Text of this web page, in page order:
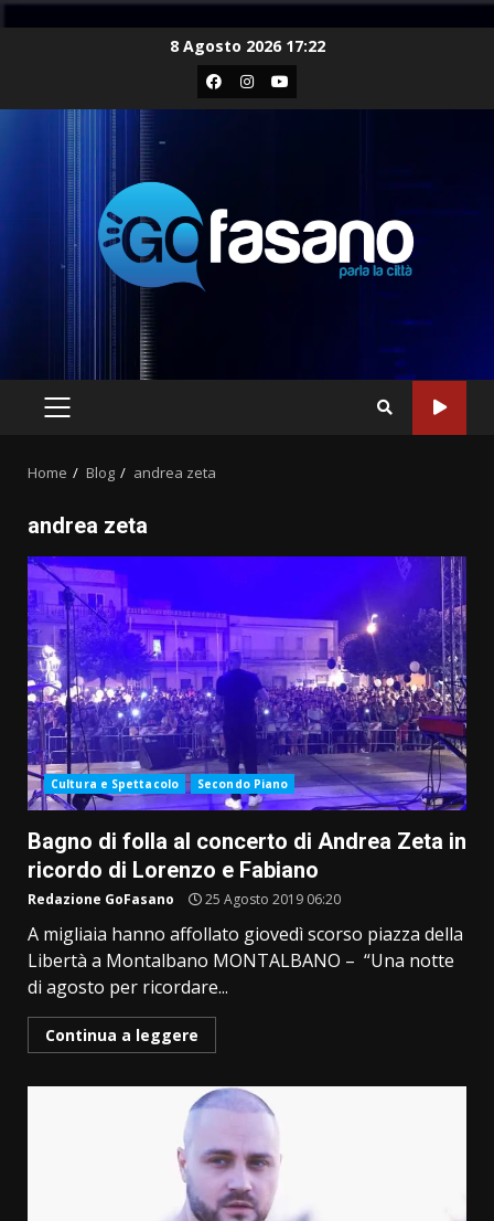
8 Agosto 2026 17:22
Facebook
Instagram
Youtube
PRIMARY
Home Blog andrea zeta
andrea zeta
Cultura e Spettacolo Secondo Piano
Bagno di folla al concerto di Andrea Zeta in
ricordo di Lorenzo e Fabiano
Redazione GoFasano 25 Agosto 2019 06:20
A migliaia hanno affollato giovedì scorso piazza della
Libertà a Montalbano MONTALBANO – “Una notte
di agosto per ricordare...
Continua a leggere